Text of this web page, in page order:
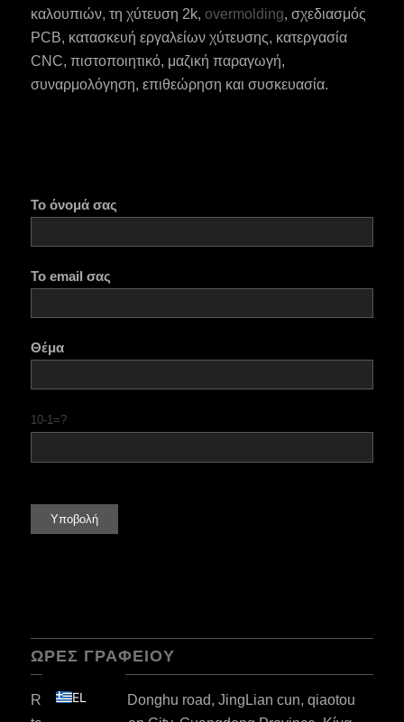
καλουπιών, τη χύτευση 2k, overmolding, σχεδιασμός
PCB, κατασκευή εργαλείων χύτευσης, κατεργασία
CNC, πιστοποιητικό, μαζική παραγωγή,
συναρμολόγηση, επιθεώρηση και συσκευασία.
Το όνομά σας
Το email σας
Θέμα
10-1=?
ΏΡΕΣ ΓΡΑΦΕΊΟΥ
Rm101, N041, Donghu road, JingLian cun, qiaotou
EL
IT
NL
TR
AR
CS
DA
FI
ES_MX